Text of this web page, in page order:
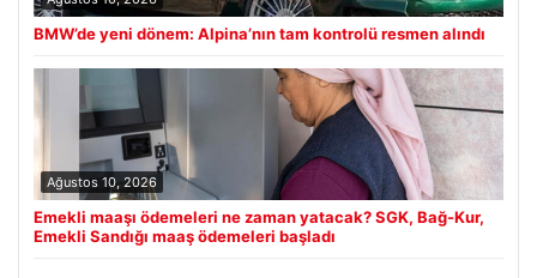
BMW’de yeni dönem: Alpina’nın tam kontrolü resmen alındı
Ağustos 10, 2026
Emekli maaşı ödemeleri ne zaman yatacak? SGK, Bağ-Kur,
Emekli Sandığı maaş ödemeleri başladı